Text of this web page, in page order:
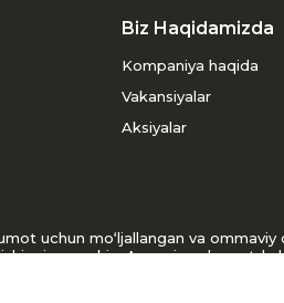
Biz Haqidamizda
Kompaniya haqida
Vakansiyalar
Aksiyalar
uchun mo‘ljallangan va
mumkin. Agar siz veb-saytda